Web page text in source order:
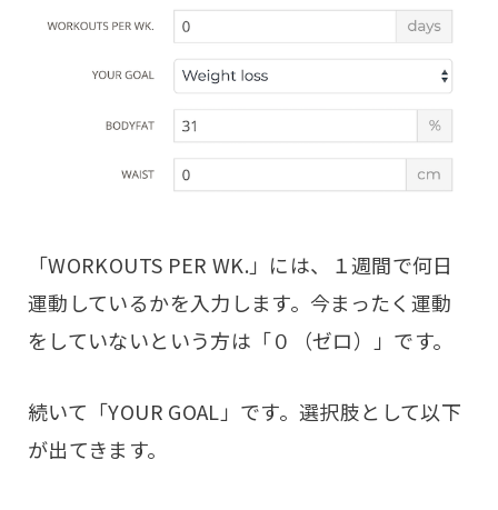
「WORKOUTS PER WK.」には、１週間で何日
運動しているかを入力します。今まったく運動
をしていないという方は「０（ゼロ）」です。
続いて「YOUR GOAL」です。選択肢として以下
が出てきます。